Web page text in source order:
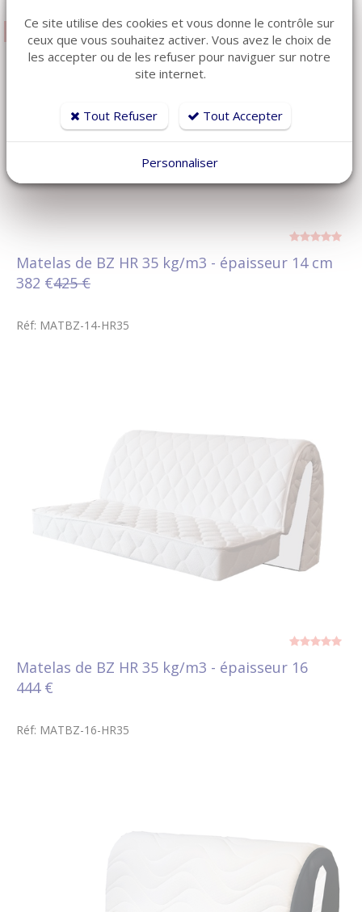
-10 %
Matelas de BZ HR 35 kg/m3 - épaisseur 14 cm
382 €425 €
Réf: MATBZ-14-HR35
Matelas de BZ HR 35 kg/m3 - épaisseur 16
444 €
Réf: MATBZ-16-HR35
Ce site utilise des cookies et vous donne le contrôle sur
ceux que vous souhaitez activer. Vous avez le choix de
les accepter ou de les refuser pour naviguer sur notre
site internet.
Tout Refuser Tout Accepter
Personnaliser